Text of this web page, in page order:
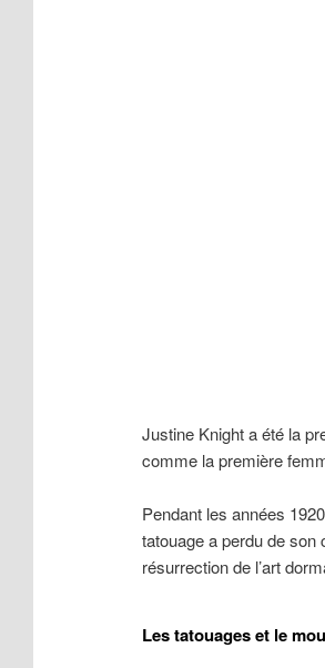
Justine Knight a été la
comme la première
Pendant les années
tatouage a perdu de
résurrection de l’art
Les tatouages et le